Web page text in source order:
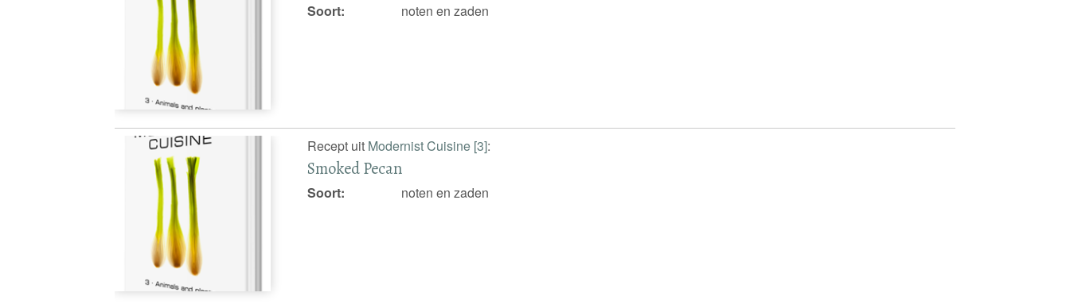
Soort: noten en zaden
Recept uit Modernist Cuisine [3]:
Smoked Pecan
Soort: noten en zaden